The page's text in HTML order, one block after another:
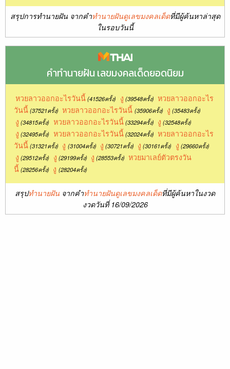
สรุปการทำนายฝัน จากคำทำนายฝันดูเลขมงคลเด็ดที่มีผู้ค้นหาล่าสุด
ในรอบวันนี้
คำทำนายฝัน เลขมงคลเด็ดยอดนิยม
หวยลาวออกอะไรวันนี้ (41526ครั้ง) งู (39548ครั้ง) หวยลาวออกอะไร
วันนี้(37521ครั้ง) หวยลาวออกอะไรวันนี้ (35906ครั้ง) งู (35483ครั้ง)
งู (34815ครั้ง) หวยลาวออกอะไรวันนี้ (33294ครั้ง) งู (32548ครั้ง)
งู (32495ครั้ง) หวยลาวออกอะไรวันนี้ (32024ครั้ง) หวยลาวออกอะไร
วันนี้(31321ครั้ง) งู (31004ครั้ง) งู (30721ครั้ง) งู (30161ครั้ง) งู (29660ครั้ง)
งู (29512ครั้ง) งู (29199ครั้ง) งู (28553ครั้ง) หวยมาเลย์ตัวตรงวัน
นี้(28256ครั้ง) งู (28204ครั้ง)
สรุปทำนายฝัน จากคำทำนายฝันดูเลขมงคลเด็ดที่มีผู้ค้นหาในงวด
งวดวันที่ 16/09/2026